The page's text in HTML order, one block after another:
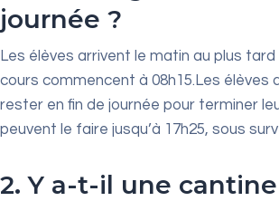
journée ?
Les élèves arrivent le matin au plus tard
cours commencent à 08h15.Les élèves
rester en fin de journée pour terminer
peuvent le faire jusqu’à 17h25, sous
2. Y a-t-il une